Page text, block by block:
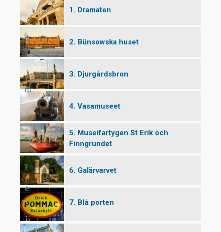
P
ro
m
e
1. Dramaten
2. Bünsowska huset
3. Djurgårdsbron
4. Vasamuseet
5. Museifartygen St Erik och
Finngrundet
6. Galärvarvet
7. Blå porten